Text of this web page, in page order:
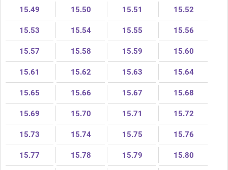
15.49 15.50 15.51 15.52
15.53 15.54 15.55 15.56
15.57 15.58 15.59 15.60
15.61 15.62 15.63 15.64
15.65 15.66 15.67 15.68
15.69 15.70 15.71 15.72
15.73 15.74 15.75 15.76
15.77 15.78 15.79 15.80